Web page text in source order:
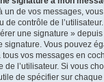
un de vos messages,
de contrôle de
une signature »
signature. Vous pouvez
vos messages en
l’utilisateur. Si vous
de spécifier sur